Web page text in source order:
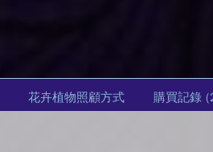
花卉植物照顧方式 購買記錄